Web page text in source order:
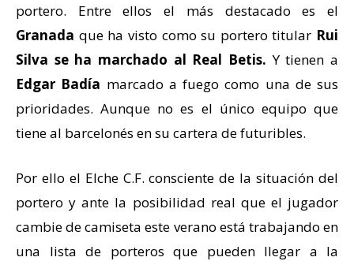
portero. Entre ellos el más destacado es el
Granada que ha visto como su portero titular Rui
Silva se ha marchado al Real Betis. Y tienen a
Edgar Badía marcado a fuego como una de sus
prioridades. Aunque no es el único equipo que
tiene al barcelonés en su cartera de futuribles.
Por ello el Elche C.F. consciente de la situación del
portero y ante la posibilidad real que el jugador
cambie de camiseta este verano está trabajando en
una lista de porteros que pueden llegar a la